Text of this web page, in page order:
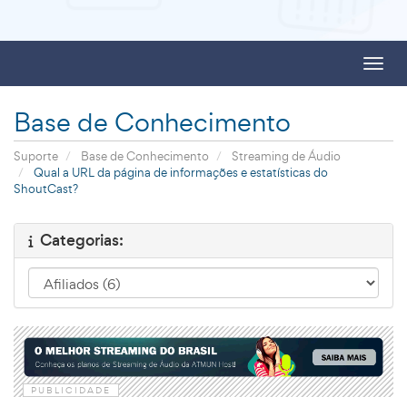
Base de Conhecimento
Suporte Base de Conhecimento
Streaming de Áudio
Qual a URL da página de informações e estatísticas do
ShoutCast?
Categorias:
PUBLICIDADE